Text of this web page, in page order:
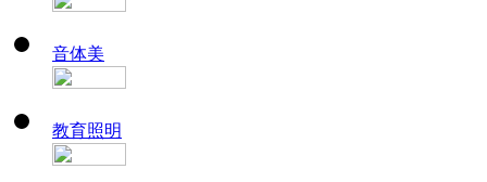
音体美
教育照明